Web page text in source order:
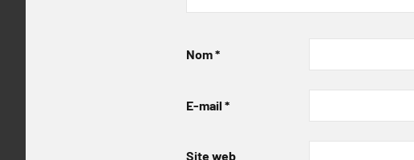
Nom*
E-mail *
Site web